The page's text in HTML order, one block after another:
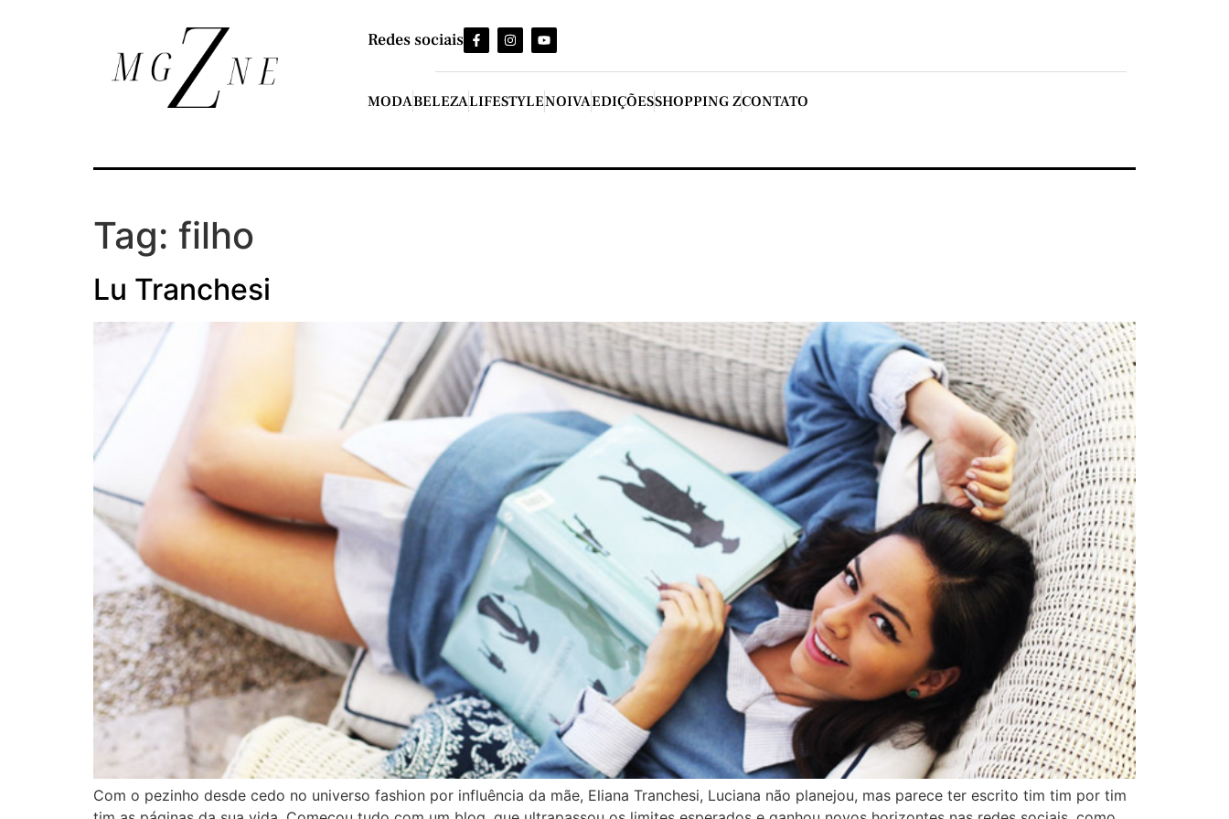
Redes sociais
MODABELEZALIFESTYLENOIVAEDIÇÕESSHOPPING ZCONTATO
Tag: filho
Lu Tranchesi
Com o pezinho desde cedo no universo fashion por influência da mãe, Eliana Tranchesi, Luciana não planejou, mas parece ter escrito tim tim por tim